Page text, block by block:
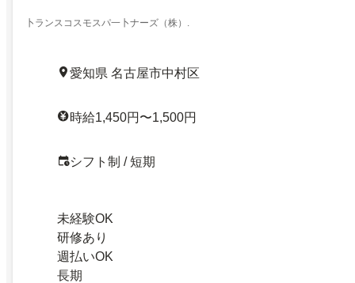
卜ランスコスモスパ一卜ナーズ（株）.
愛知県 名古屋市中村区
時給1,450円〜1,500円
シフト制 / 短期
未経験OK
研修あり
週払いOK
長期